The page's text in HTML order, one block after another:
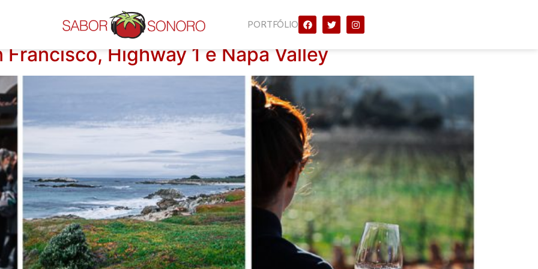
PORTFÓLIO
Francisco, Highway 1 e Napa Valley